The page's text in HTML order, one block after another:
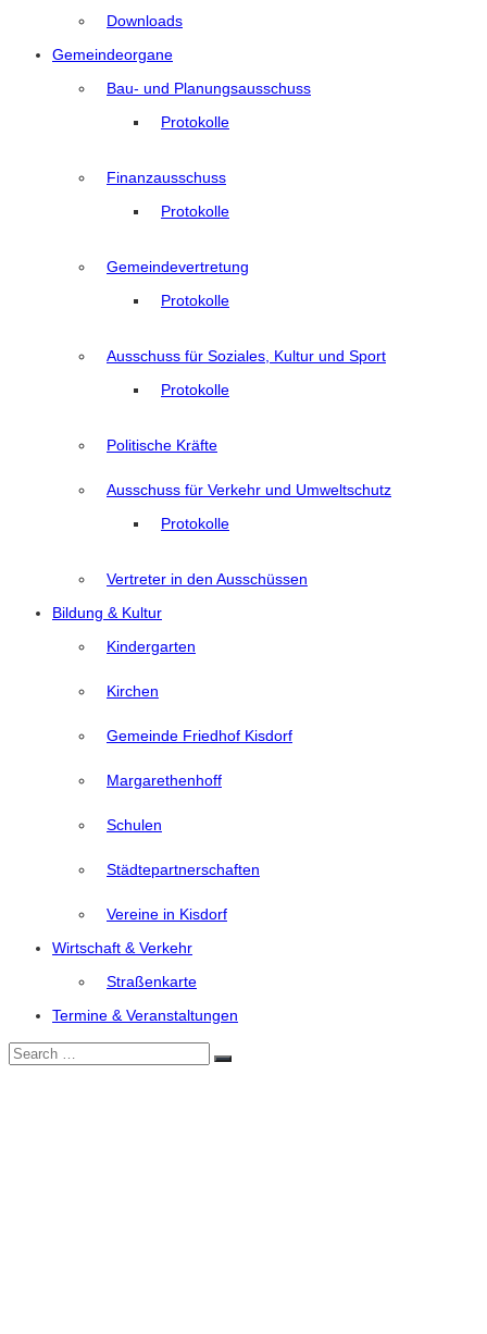
Downloads
Gemeindeorgane
Bau- und Planungsausschuss
Protokolle
Finanzausschuss
Protokolle
Gemeindevertretung
Protokolle
Ausschuss für Soziales, Kultur und Sport
Protokolle
Politische Kräfte
Ausschuss für Verkehr und Umweltschutz
Protokolle
Vertreter in den Ausschüssen
Bildung & Kultur
Kindergarten
Kirchen
Gemeinde Friedhof Kisdorf
Margarethenhoff
Schulen
Städtepartnerschaften
Vereine in Kisdorf
Wirtschaft & Verkehr
Straßenkarte
Termine & Veranstaltungen
Search
Search